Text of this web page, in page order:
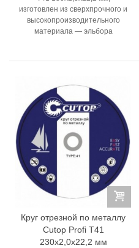
изготовлен из сверхпрочного и
высокопроизводительного
материала — эльбора
Круг отрезной по металлу
Cutop Profi T41
230x2,0x22,2 мм